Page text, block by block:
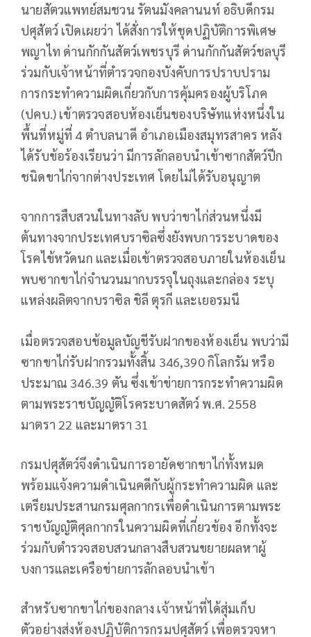
นายสัตวแพทย์สมชวน รัตนมังคลานนท์ อธิบดีกรม
ปศุสัตว์ เปิดเผยว่า ได้สั่งการให้ชุดปฏิบัติการพิเศษ
พญาไท ด่านกักกันสัตว์เพชรบุรี ด่านกักกันสัตว์ชลบุรี
ร่วมกับเจ้าหน้าที่ตำรวจกองบังคับการปราบปราม
การกระทำความผิดเกี่ยวกับการคุ้มครองผู้บริโภค
(ปคบ.) เข้าตรวจสอบห้องเย็นของบริษัทแห่งหนึ่งใน
พื้นที่หมู่ที่ 4 ตำบลนาดี อำเภอเมืองสมุทรสาคร หลัง
ได้รับข้อร้องเรียนว่า​ มีการลักลอบนำเข้าซากสัตว์ปีก
ชนิดขาไก่จากต่างประเทศ โดยไม่ได้รับอนุญาต
จากการสืบสวนในทางลับ พบว่าขาไก่ส่วนหนึ่​งมี
ต้นทางจาก​ประเทศ​บราซิล​ซึ่ง​ยังพบการระบาดของ
โรคไข้หวัดนก และเมื่อเข้าตรวจสอบภายในห้องเย็น
พบซากขาไก่จำนวนมากบรรจุในถุงและกล่อง ระบุ
แหล่งผลิตจากบราซิล ชิลี ตุรกี และเยอรมนี
เมื่อตรวจสอบข้อมูลบัญชีรับฝากของห้องเย็น พบว่ามี
ซากขาไก่รับฝากรวมทั้งสิ้น 346,390 กิโลกรัม หรือ
ประมาณ 346.39 ตัน ซึ่งเข้าข่ายการกระทำความผิด
ตามพระราชบัญญัติโรคระบาดสัตว์ พ.ศ. 2558
มาตรา 22 และมาตรา 31
กรมปศุสัตว์จึงดำเนินการอายัดซากขาไก่ทั้งหมด
พร้อมแจ้งความดำเนินคดีกับผู้กระทำความผิด และ
เตรียมประสานกรมศุลกากรเพื่อดำเนินการตามพระ
ราชบัญญัติศุลกากรในความผิดที่เกี่ยวข้อง อีกทั้งจะ
ร่วมกับตำรวจสอบสวนกลางสืบสวนขยายผลหาผู้
บงการและเครือข่ายการลักลอบนำเข้า
สำหรับซากขาไก่ของกลาง เจ้าหน้าที่ได้สุ่มเก็บ
ตัวอย่างส่งห้องปฏิบัติการกรมปศุสัตว์ เพื่อตรวจหา